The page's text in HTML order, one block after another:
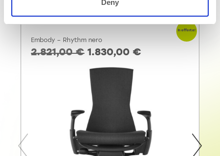
Deny
Embody – Rhythm nero
2.821,00€ 1.830,00 €
In offerta!